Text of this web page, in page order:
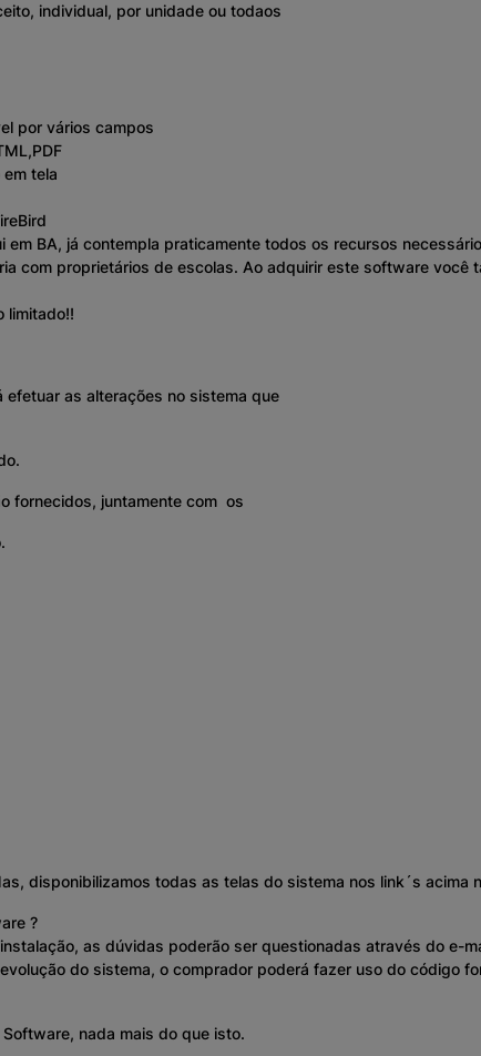
individual, por unidade ou todaos
por vários campos
tela
BA, já contempla praticamente todos os recursos
com proprietários de escolas. Ao adquirir este software você
limitado!!
as alterações no sistema que
fornecidos, juntamente com os
disponibilizamos todas as telas do sistema nos link´s acima
?
as dúvidas poderão ser questionadas através do e-
do sistema, o comprador poderá fazer uso do código
nada mais do que isto.